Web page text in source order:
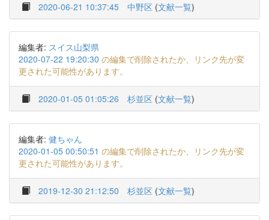
2020-06-21 10:37:45 中野区 (文献一覧)
編集者: スイス山梨県
2020-07-22 19:20:30 の編集で削除されたか、リンク先が変
更された可能性があります。
2020-01-05 01:05:26 杉並区 (文献一覧)
編集者: 健ちゃん
2020-01-05 00:50:51 の編集で削除されたか、リンク先が変
更された可能性があります。
2019-12-30 21:12:50 杉並区 (文献一覧)